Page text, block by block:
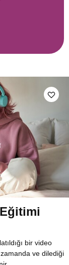
bir video
ve dilediği